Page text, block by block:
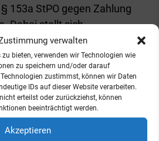
verwalten
bieten, verwenden wir Technologien wie
zu speichern und/oder darauf
zustimmst, können wir Daten
IDs auf dieser Website verarbeiten.
erteilst oder zurückziehst, können
beeinträchtigt werden.
Akzeptieren
153a StPO gegen Zahlung
Dabei stellt sich
wie sich eine solche
auswirkt. Ist sie als
oder...